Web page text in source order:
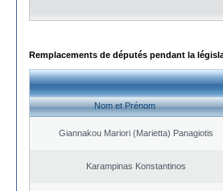
Remplacements de députés pendant la
Nom et Prénom
Giannakou Mariori (Marietta) Panagiotis
Karampinas Konstantinos